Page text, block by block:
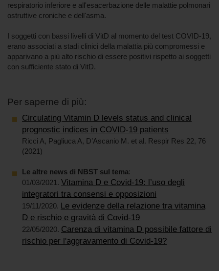
respiratorio inferiore e all'esacerbazione delle malattie polmonari
ostruttive croniche e dell'asma.
I soggetti con bassi livelli di VitD al momento del test COVID-19,
erano associati a stadi clinici della malattia più compromessi e
apparivano a più alto rischio di essere positivi rispetto ai soggetti
con sufficiente stato di VitD.
Per saperne di più:
Circulating Vitamin D levels status and clinical
prognostic indices in COVID-19 patients
Ricci A, Pagliuca A, D’Ascanio M. et al. Respir Res 22, 76
(2021)
Le altre news di NBST sul tema:
01/03/2021. Vitamina D e Covid-19: l’uso degli
integratori tra consensi e opposizioni
19/11/2020. Le evidenze della relazione tra vitamina
D e rischio e gravità di Covid-19
22/05/2020. Carenza di vitamina D possibile fattore di
rischio per l'aggravamento di Covid-19?